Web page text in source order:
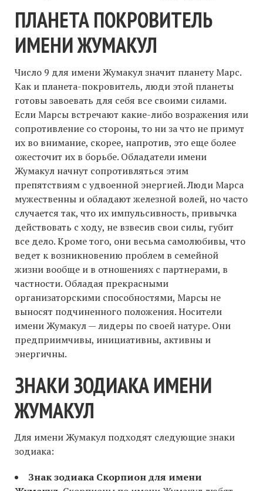
ПЛАНЕТА ПОКРОВИТЕЛЬ
ИМЕНИ ЖУМАКУЛ
Число 9 для имени Жумакул значит планету Марс.
Как и планета-покровитель, люди этой планеты
готовы завоевать для себя все своими силами.
Если Марсы встречают какие-либо возражения или
сопротивление со стороны, то ни за что не примут
их во внимание, скорее, напротив, это еще более
ожесточит их в борьбе. Обладатели имени
Жумакул начнут сопротивляться этим
препятствиям с удвоенной энергией. Люди Марса
мужественны и обладают железной волей, но часто
случается так, что их импульсивность, привычка
действовать с ходу, не взвесив свои силы, губит
все дело. Кроме того, они весьма самолюбивы, что
ведет к возникновению проблем в семейной
жизни вообще и в отношениях с партнерами, в
частности. Обладая прекрасными
организаторскими способностями, Марсы не
выносят подчиненного положения. Носители
имени Жумакул — лидеры по своей натуре. Они
предприимчивы, инициативны, активны и
энергичны.
ЗНАКИ ЗОДИАКА ИМЕНИ
ЖУМАКУЛ
Для имени Жумакул подходят следующие знаки
зодиака:
Знак зодиака Скорпион для имени